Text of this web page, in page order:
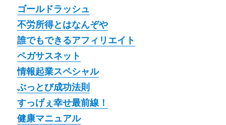
ゴールドラッシュ
不労所得とはなんぞや
誰でもできるアフィリエイト
ペガサスネット
情報起業スペシャル
ぶっとび成功法則
すっげぇ幸せ最前線！
健康マニュアル